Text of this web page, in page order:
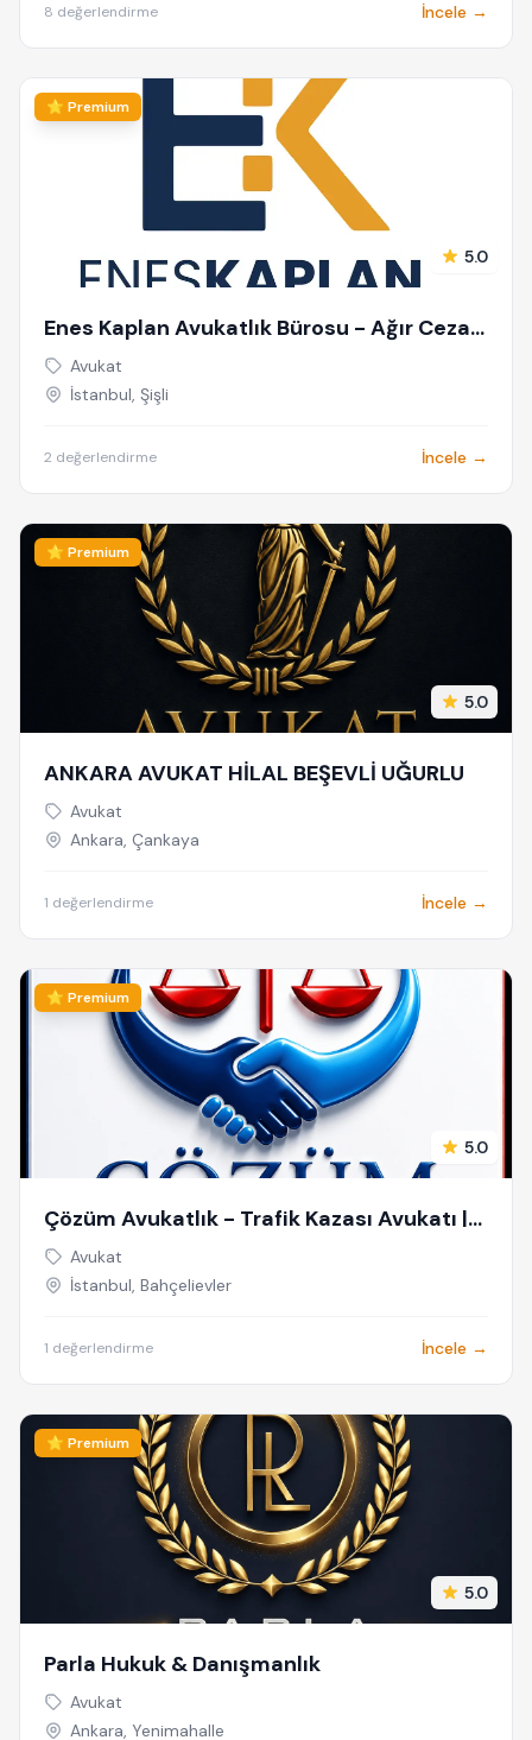
8 değerlendirme İncele →
⭐ Premium
5.0
Enes Kaplan Avukatlık Bürosu - Ağır Ceza
Avukatı İstanbul - Ceza Avukatı - Siber
Suçlar Avukatı - Dolandırıcılık Avukatı
Avukat
İstanbul, Şişli
2 değerlendirme İncele →
⭐ Premium
5.0
ANKARA AVUKAT HİLAL BEŞEVLİ UĞURLU
Avukat
Ankara, Çankaya
1 değerlendirme İncele →
⭐ Premium
5.0
Çözüm Avukatlık - Trafik Kazası Avukatı |
Sigorta Hukuku Avukatı | Kaza Avukatı |
Trafik Avukatı | Trafik Kazası Ceza Avukatı
Avukat
İstanbul, Bahçelievler
1 değerlendirme İncele →
⭐ Premium
5.0
Parla Hukuk & Danışmanlık
Avukat
Ankara, Yenimahalle